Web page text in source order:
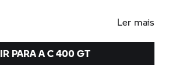
Ler mais
IR PARA AC 400 GT